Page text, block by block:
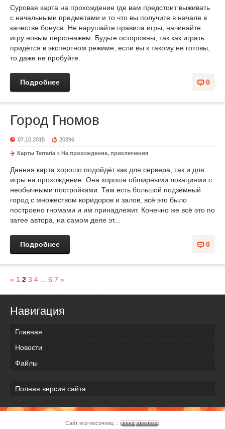
Суровая карта на прохождение где вам предстоит выживать
с начальными предметами и то что вы получите в начале в
качестве бонуса. Не нарушайте правила игры, начинайте
игру новым персонажем. Будьте осторожны, так как играть
придётся в экспертном режиме, если вы к такому не готовы,
то даже не пробуйте.
0
Подробнее
Город Гномов
07.10.2015 20396
Карты Terraria » На прохождение, приключения
Данная карта хорошо подойдёт как для сервера, так и для
игры на прохождение. Она хороша обширными локациями с
необычными постройками. Там есть большой подземный
город с множеством коридоров и залов, всё это было
построено гномами и им принадлежит. Конечно же всё это по
затее автора, на самом деле эт...
0
Подробнее
« 1 2 3 4 6 7 »
Навигация
Главная
Новости
Файлы
Полная версия сайта
Сайт игр-песочниц ::